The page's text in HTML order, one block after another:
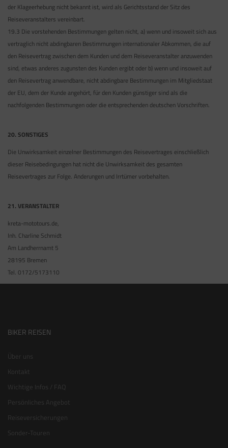
der Klageerhebung nicht bekannt ist, wird als Gerichtsstand der Sitz des
Reiseveranstalters vereinbart.
19.3 Die vorstehenden Bestimmungen gelten nicht, a) wenn und insoweit sich aus
vertraglich nicht abdingbaren Bestimmungen internationaler Abkommen, die auf
den Reisevertrag zwischen dem Kunden und dem Reiseveranstalter anzuwenden
sind, etwas anderes zugunsten des Kunden ergibt oder b) wenn und insoweit auf
den Reisevertrag anwendbare, nicht abdingbare Bestimmungen im Mitgliedstaat
der EU, dem der Kunde angehört, für den Kunden günstiger sind als die
nachfolgenden Bestimmungen oder die entsprechenden deutschen Vorschriften.
20. SONSTIGES
Die Unwirksamkeit einzelner Bestimmungen des Reisevertrages einschließlich
dieser Reisebedingungen hat nicht die Unwirksamkeit des gesamten
Reisevertrages zur Folge. Anderungen und Irrtümer vorbehalten.
21. VERANSTALTER
kreta-mototours.de,
Inh. Charline Schmidt
Am Landherrnamt 5
28195 Bremen
Tel. 0172/5173110
BIKER REISEN
Über uns
Kontakt
Wichtige Infos / FAQ
Persönliches Angebot
Reiseversicherungen
Sonder-Touren